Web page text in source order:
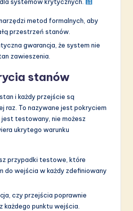
metod formalnych, aby
przestrzeń stanów.
gwarancja, że system nie
zawieszenia.
stanów
i każdy przejście są
raz. To nazywane jest pokryciem
testowany, nie możesz
ukrytego warunku
przypadki testowe, które
do wejścia w każdy zdefiniowany
czy przejścia poprawnie
każdego punktu wejścia.